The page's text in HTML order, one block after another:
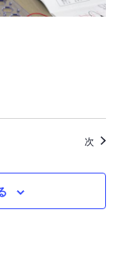
次